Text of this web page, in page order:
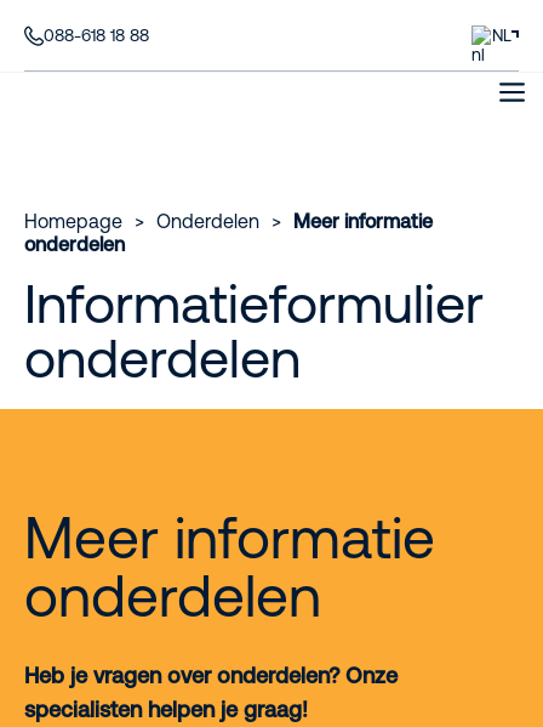
088-618 18 88 NL
Homepage > Onderdelen >
Meer informatie
onderdelen
Informatieformulier
onderdelen
Meer informatie
onderdelen
Heb je vragen over onderdelen? Onze
specialisten helpen je graag!